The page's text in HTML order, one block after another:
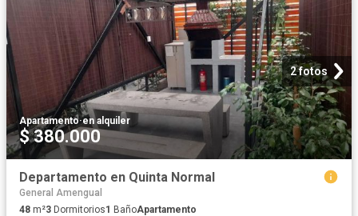
2 fotos
Apartamento·en alquiler
$ 380.000
Departamento en Quinta Normal
General Amengual
48 m²3 Dormitorios1 BañoApartamento